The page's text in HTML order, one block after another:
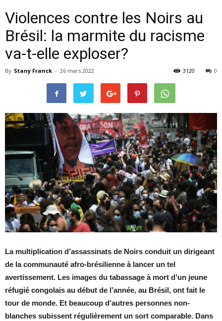
Violences contre les Noirs au
Brésil: la marmite du racisme
va-t-elle exploser?
By Stany Franck - 26 mars 2022 0
3120
La multiplication d’assassinats de Noirs conduit un dirigeant
de la communauté afro-brésilienne à lancer un tel
avertissement. Les images du tabassage à mort d’un jeune
réfugié congolais au début de l’année, au Brésil, ont fait le
tour de monde. Et beaucoup d’autres personnes non-
blanches subissent régulièrement un sort comparable. Dans